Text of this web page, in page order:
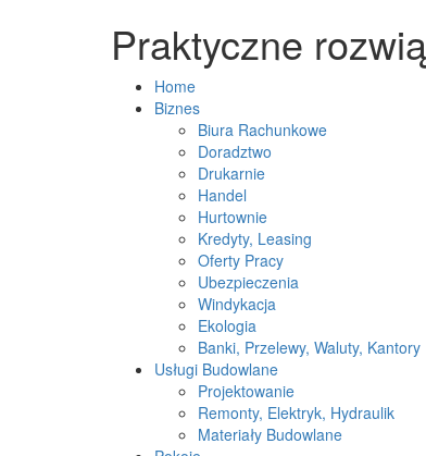
Praktyczne
Home
Biznes
Biura Rachunkowe
Doradztwo
Drukarnie
Handel
Hurtownie
Kredyty, Leasing
Oferty Pracy
Ubezpieczenia
Windykacja
Ekologia
Banki, Przelewy, Waluty, Kantory
Usługi Budowlane
Projektowanie
Remonty, Elektryk, Hydraulik
Materiały Budowlane